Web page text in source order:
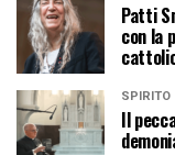
Patti
con la
SPIRITO
Il